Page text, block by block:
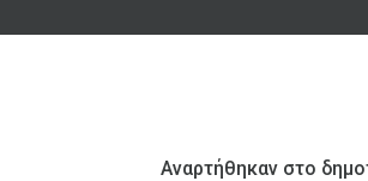
Αναρτήθηκαν στο